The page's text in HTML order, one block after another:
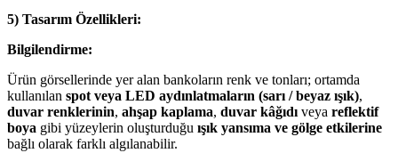
5) Tasarım Özellikleri:
Bilgilendirme:
Ürün görsellerinde yer alan bankoların renk ve tonları; ortamda
kullanılan spot veya LED aydınlatmaların (sarı / beyaz ışık),
duvar renklerinin, ahşap kaplama, duvar kâğıdı veya reflektif
boya gibi yüzeylerin oluşturduğu ışık yansıma ve gölge etkilerine
bağlı olarak farklı algılanabilir.